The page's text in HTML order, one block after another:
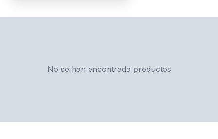
No se han encontrado productos